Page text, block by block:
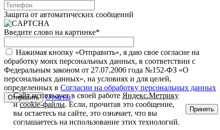
Защита от автоматических сообщений
Введите слово на картинке*
Нажимая кнопку «Отправить», я даю свое согласие на
обработку моих персональных данных, в соответствии с
Федеральным законом от 27.07.2006 года №152-ФЗ «О
персональных данных», на условиях и для целей,
определенных в Согласии на обработку персональных данных
Отмена
Сайт использует в своей работе Яндекс.Метрику
иcookie-файлы. Если, прочитав это сообщение,
вы остаетесь на сайте, это означает, что вы
соглашаетесь на использование этих технологий.
Принять